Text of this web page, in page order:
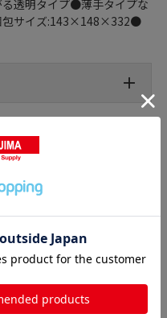
透明タイプ●薄手タイプな
包サイズ:143×148×332●
較